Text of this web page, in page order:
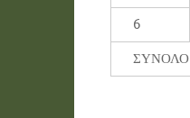
6
ΣΥΝΟΛΟ